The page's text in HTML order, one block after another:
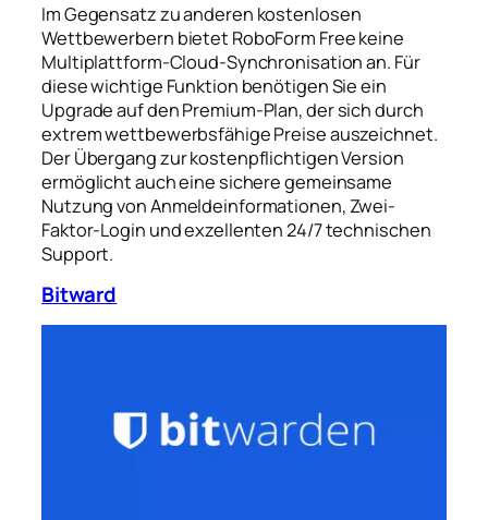
Im Gegensatz zu anderen kostenlosen
Wettbewerbern bietet RoboForm Free keine
Multiplattform-Cloud-Synchronisation an. Für
diese wichtige Funktion benötigen Sie ein
Upgrade auf den Premium-Plan, der sich durch
extrem wettbewerbsfähige Preise auszeichnet.
Der Übergang zur kostenpflichtigen Version
ermöglicht auch eine sichere gemeinsame
Nutzung von Anmeldeinformationen, Zwei-
Faktor-Login und exzellenten 24/7 technischen
Support.
Bitward